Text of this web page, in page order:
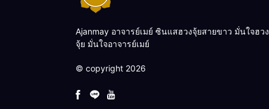
Ajanmay อาจารย์เมย์ ซินแสฮวงจุ้ยสายขาว มั่นใจฮวง
จุ้ย มั่นใจอาจารย์เมย์
© copyright 2026